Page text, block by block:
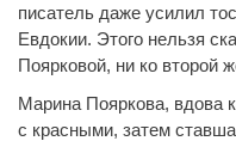
писатель даже усилил
Евдокии. Этого нельзя
Поярковой, ни ко второй
Марина Пояркова, вдова
с красными, затем